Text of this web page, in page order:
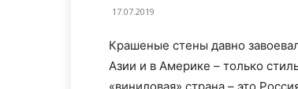
17.07.2019
Крашеные стены давно
Азии и в Америке – только